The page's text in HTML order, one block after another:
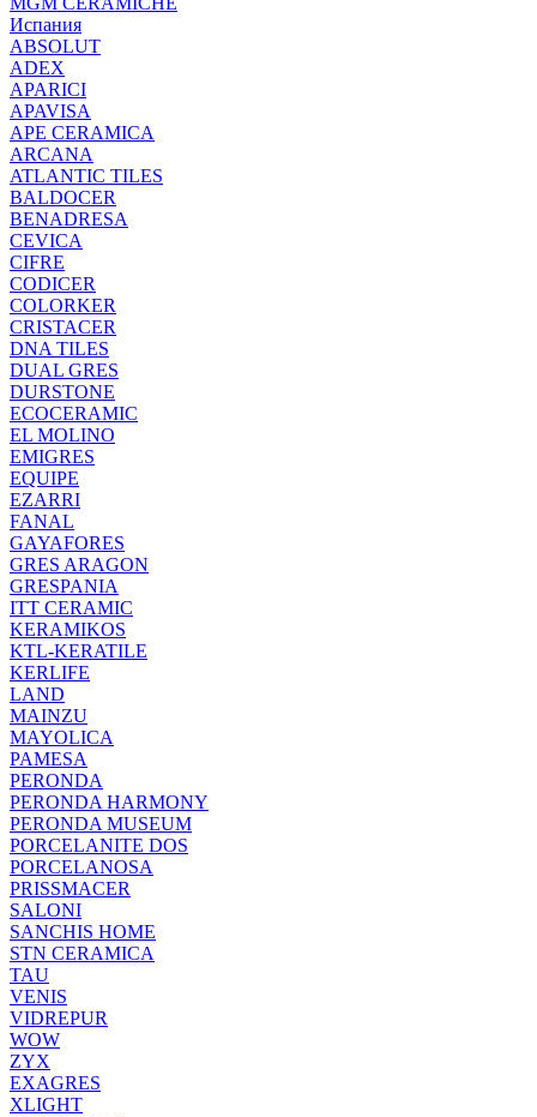
Испания
ABSOLUT
ADEX
APARICI
APAVISA
APE CERAMICA
ARCANA
ATLANTIC TILES
BALDOCER
BENADRESA
CEVICA
CIFRE
CODICER
COLORKER
CRISTACER
DNA TILES
DUAL GRES
DURSTONE
ECOCERAMIC
EL MOLINO
EMIGRES
EQUIPE
EZARRI
FANAL
GAYAFORES
GRES ARAGON
GRESPANIA
ITT CERAMIC
KERAMIKOS
KTL-KERATILE
KERLIFE
LAND
MAINZU
MAYOLICA
PAMESA
PERONDA
PERONDA HARMONY
PERONDA MUSEUM
PORCELANITE DOS
PORCELANOSA
PRISSMACER
SALONI
SANCHIS HOME
STN CERAMICA
TAU
VENIS
VIDREPUR
WOW
ZYX
EXAGRES
XLIGHT